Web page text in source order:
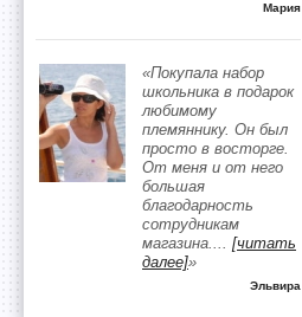
Мария
«Покупала набор
школьника в подарок
любимому
племяннику. Он был
просто в восторге.
От меня и от него
большая
благодарность
сотрудникам
магазина.... [читать
далее]»
Эльвира